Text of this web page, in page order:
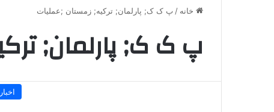
خانه / پ ک ک; پارلمان; ترکیه; زمستان ;عملیات
پ ک ک; پارلمان;
اخبار